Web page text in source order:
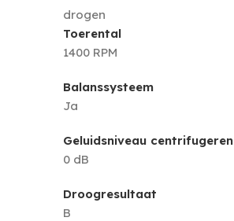
drogen
Toerental
1400 RPM
Balanssysteem
Ja
Geluidsniveau centrifugeren
0 dB
Droogresultaat
B